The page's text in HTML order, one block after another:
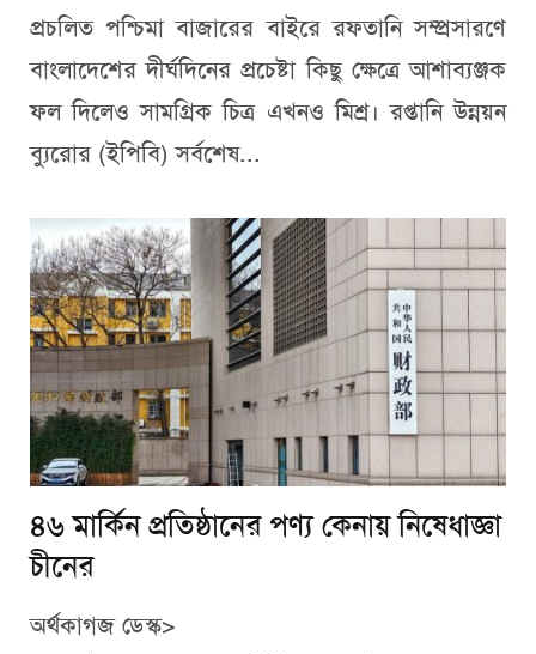
প্রচলিত পশ্চিমা বাজারের বাইরে রফতানি সম্প্রসারণে
বাংলাদেশের দীর্ঘদিনের প্রচেষ্টা কিছু ক্ষেত্রে আশাব্যঞ্জক
ফল দিলেও সামগ্রিক চিত্র এখনও মিশ্র। রপ্তানি উন্নয়ন
ব্যুরোর (ইপিবি) সর্বশেষ...
৪৬ মার্কিন প্রতিষ্ঠানের পণ্য কেনায় নিষেধাজ্ঞা
চীনের
অর্থকাগজ ডেস্ক>